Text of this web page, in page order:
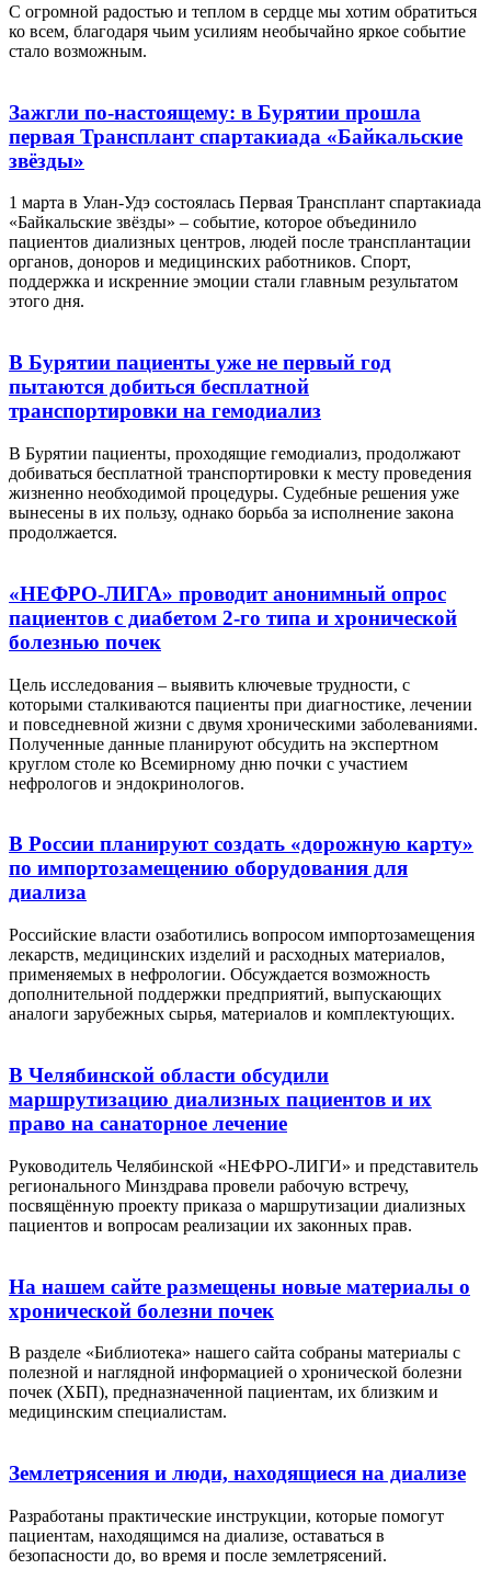
С огромной радостью и теплом в сердце мы хотим обратиться
ко всем, благодаря чьим усилиям необычайно яркое событие
стало возможным.
Зажгли по-настоящему: в Бурятии прошла
первая Трансплант спартакиада «Байкальские
звёзды»
1 марта в Улан-Удэ состоялась Первая Трансплант спартакиада
«Байкальские звёзды» – событие, которое объединило
пациентов диализных центров, людей после трансплантации
органов, доноров и медицинских работников. Спорт,
поддержка и искренние эмоции стали главным результатом
этого дня.
В Бурятии пациенты уже не первый год
пытаются добиться бесплатной
транспортировки на гемодиализ
В Бурятии пациенты, проходящие гемодиализ, продолжают
добиваться бесплатной транспортировки к месту проведения
жизненно необходимой процедуры. Судебные решения уже
вынесены в их пользу, однако борьба за исполнение закона
продолжается.
«НЕФРО-ЛИГА» проводит анонимный опрос
пациентов с диабетом 2-го типа и хронической
болезнью почек
Цель исследования – выявить ключевые трудности, с
которыми сталкиваются пациенты при диагностике, лечении
и повседневной жизни с двумя хроническими заболеваниями.
Полученные данные планируют обсудить на экспертном
круглом столе ко Всемирному дню почки с участием
нефрологов и эндокринологов.
В России планируют создать «дорожную карту»
по импортозамещению оборудования для
диализа
Российские власти озаботились вопросом импортозамещения
лекарств, медицинских изделий и расходных материалов,
применяемых в нефрологии. Обсуждается возможность
дополнительной поддержки предприятий, выпускающих
аналоги зарубежных сырья, материалов и комплектующих.
В Челябинской области обсудили
маршрутизацию диализных пациентов и их
право на санаторное лечение
Руководитель Челябинской «НЕФРО-ЛИГИ» и представитель
регионального Минздрава провели рабочую встречу,
посвящённую проекту приказа о маршрутизации диализных
пациентов и вопросам реализации их законных прав.
На нашем сайте размещены новые материалы о
хронической болезни почек
В разделе «Библиотека» нашего сайта собраны материалы с
полезной и наглядной информацией о хронической болезни
почек (ХБП), предназначенной пациентам, их близким и
медицинским специалистам.
Землетрясения и люди, находящиеся на диализе
Разработаны практические инструкции, которые помогут
пациентам, находящимся на диализе, оставаться в
безопасности до, во время и после землетрясений.